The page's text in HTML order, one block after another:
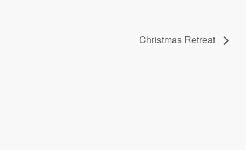
Christmas Retreat